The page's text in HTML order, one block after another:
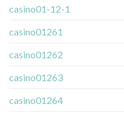
casino01-12-1
casino01261
casino01262
casino01263
casino01264